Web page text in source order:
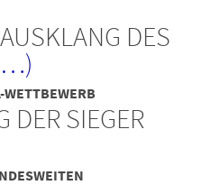
DES
…)
DER SIEGER